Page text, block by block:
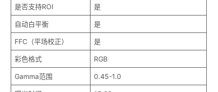
是否支持ROI 是
自动白平衡 是
FFC（平场校正） 是
彩色格式 RGB
Gamma范围 0.45-1.0